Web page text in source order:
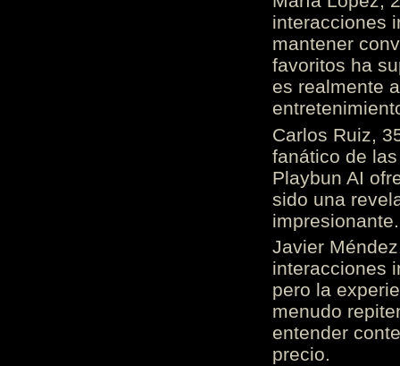
interacciones
mantener
favoritos ha
es realmente
Carlos Ruiz,
fanático de
Playbun AI
sido una
Javier
interacciones
pero la
menudo
entender
precio.